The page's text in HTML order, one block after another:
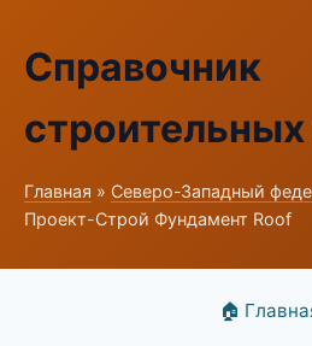
Справочник
Главная » Северо-Западный
Проект-Строй Фундамент Roof
🏠